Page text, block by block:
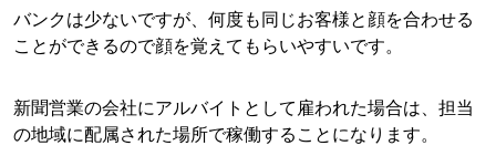
バンクは少ないですが、何度も同じお客様と顔を合わせる
ことができるので顔を覚えてもらいやすいです。
新聞営業の会社にアルバイトとして雇われた場合は、担当
の地域に配属された場所で稼働することになります。